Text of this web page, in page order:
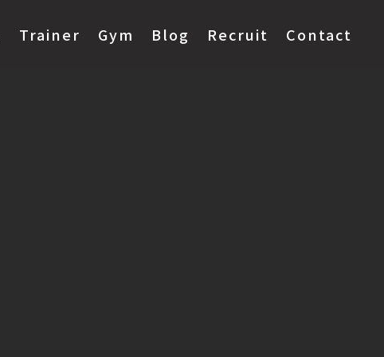
Trainer Gym Blog Recruit Contact